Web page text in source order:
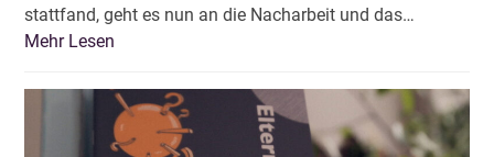
stattfand, geht es nun an die Nacharbeit und das…
Mehr Lesen